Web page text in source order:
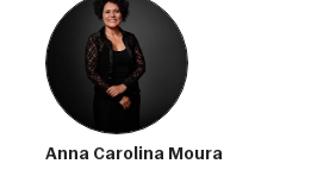
Anna Carolina Moura